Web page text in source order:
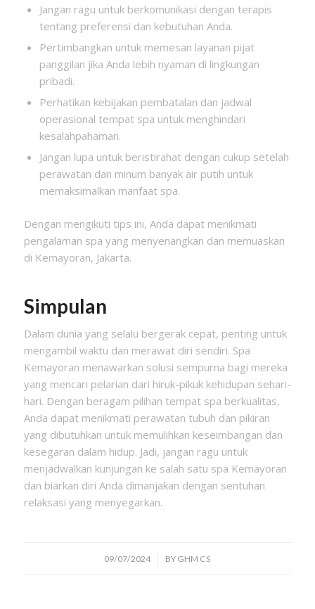
Jangan ragu untuk berkomunikasi dengan terapis
tentang preferensi dan kebutuhan Anda.
Pertimbangkan untuk memesan layanan pijat
panggilan jika Anda lebih nyaman di lingkungan
pribadi.
Perhatikan kebijakan pembatalan dan jadwal
operasional tempat spa untuk menghindari
kesalahpahaman.
Jangan lupa untuk beristirahat dengan cukup setelah
perawatan dan minum banyak air putih untuk
memaksimalkan manfaat spa.
Dengan mengikuti tips ini, Anda dapat menikmati
pengalaman spa yang menyenangkan dan memuaskan
di Kemayoran, Jakarta.
Simpulan
Dalam dunia yang selalu bergerak cepat, penting untuk
mengambil waktu dan merawat diri sendiri. Spa
Kemayoran menawarkan solusi sempurna bagi mereka
yang mencari pelarian dari hiruk-pikuk kehidupan sehari-
hari. Dengan beragam pilihan tempat spa berkualitas,
Anda dapat menikmati perawatan tubuh dan pikiran
yang dibutuhkan untuk memulihkan keseimbangan dan
kesegaran dalam hidup. Jadi, jangan ragu untuk
menjadwalkan kunjungan ke salah satu spa Kemayoran
dan biarkan diri Anda dimanjakan dengan sentuhan
relaksasi yang menyegarkan.
09/07/2024
/ BY GHM CS